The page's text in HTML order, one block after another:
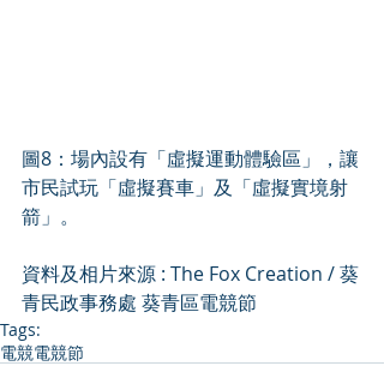
圖8：場內設有「虛擬運動體驗區」，讓
市民試玩「虛擬賽車」及「虛擬實境射
箭」。
資料及相片來源 : The Fox Creation / 葵
青民政事務處 葵青區電競節
Tags:
電競電競節